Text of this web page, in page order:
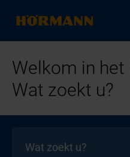
Welkom in
Wat zoekt u?